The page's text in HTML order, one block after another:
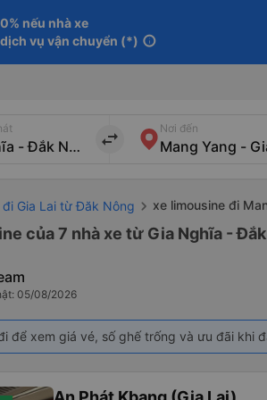
nếu nhà xe
vụ vận chuyển (*) info
import_export
Nơi đến
đi Gia Lai từ Đăk Nông xe limousine đi
của 7 nhà xe từ Gia Nghĩa -
05/08/2026
để xem giá vé, số ghế trống và ưu đãi khi